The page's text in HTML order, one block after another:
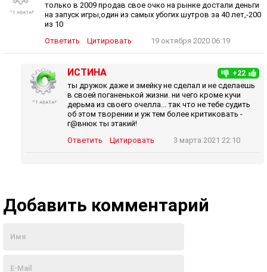
только в 2009 продав свое очко на рынке достали деньги
на запуск игры,один из самых убогих шутров за 40 лет,-200
из 10
Ответить
Цитировать 19 октября 2020 06:19
+22
ИСТИНА
ты дружок даже и змейку не сделал и не сделаешь
в своей поганенькой жизни. ни чего кроме кучи
дерьма из своего очелла... так что не тебе судить
об этом творении и уж тем более критиковать -
г@внюк ты этакий!
Ответить
Цитировать 3 марта 2021 22:10
Добавить комментарий